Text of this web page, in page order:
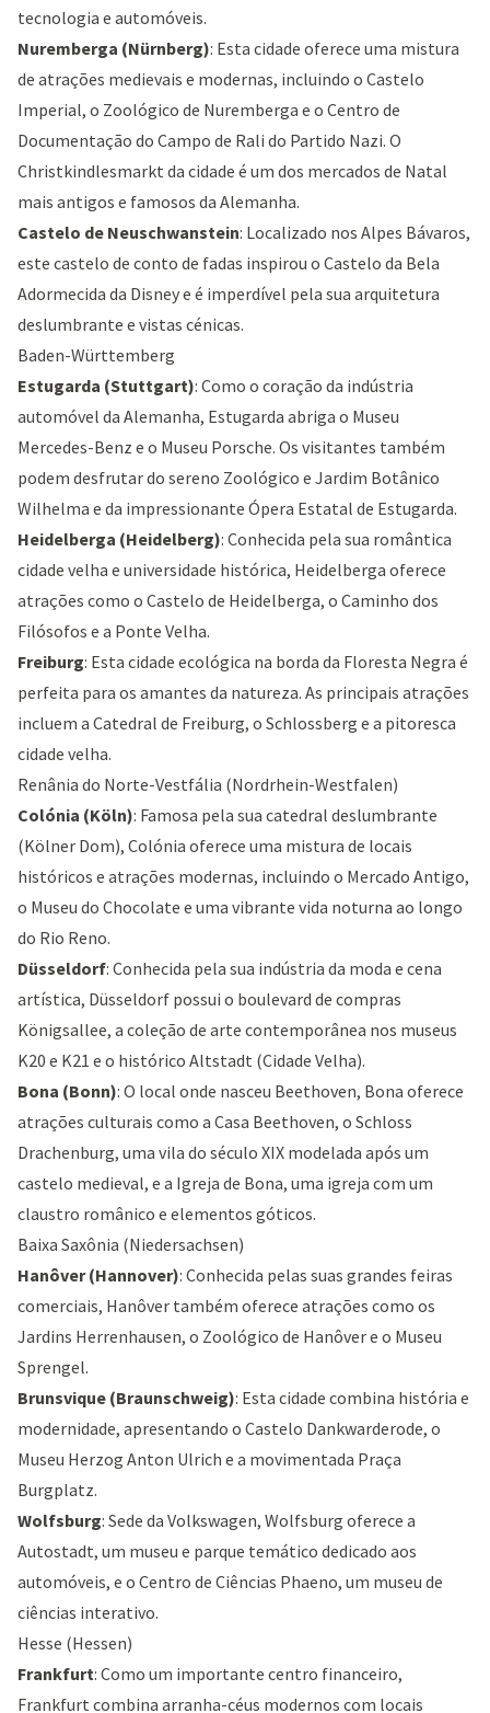
tecnologia e automóveis.
Nuremberga (Nürnberg): Esta cidade oferece uma mistura
de atrações medievais e modernas, incluindo o Castelo
Imperial, o Zoológico de Nuremberga e o Centro de
Documentação do Campo de Rali do Partido Nazi. O
Christkindlesmarkt da cidade é um dos mercados de Natal
mais antigos e famosos da Alemanha.
Castelo de Neuschwanstein: Localizado nos Alpes Bávaros,
este castelo de conto de fadas inspirou o Castelo da Bela
Adormecida da Disney e é imperdível pela sua arquitetura
deslumbrante e vistas cénicas.
Baden-Württemberg
Estugarda (Stuttgart): Como o coração da indústria
automóvel da Alemanha, Estugarda abriga o Museu
Mercedes-Benz e o Museu Porsche. Os visitantes também
podem desfrutar do sereno Zoológico e Jardim Botânico
Wilhelma e da impressionante Ópera Estatal de Estugarda.
Heidelberga (Heidelberg): Conhecida pela sua romântica
cidade velha e universidade histórica, Heidelberga oferece
atrações como o Castelo de Heidelberga, o Caminho dos
Filósofos e a Ponte Velha.
Freiburg: Esta cidade ecológica na borda da Floresta Negra é
perfeita para os amantes da natureza. As principais atrações
incluem a Catedral de Freiburg, o Schlossberg e a pitoresca
cidade velha.
Renânia do Norte-Vestfália (Nordrhein-Westfalen)
Colónia (Köln): Famosa pela sua catedral deslumbrante
(Kölner Dom), Colónia oferece uma mistura de locais
históricos e atrações modernas, incluindo o Mercado Antigo,
o Museu do Chocolate e uma vibrante vida noturna ao longo
do Rio Reno.
Düsseldorf: Conhecida pela sua indústria da moda e cena
artística, Düsseldorf possui o boulevard de compras
Königsallee, a coleção de arte contemporânea nos museus
K20 e K21 e o histórico Altstadt (Cidade Velha).
Bona (Bonn): O local onde nasceu Beethoven, Bona oferece
atrações culturais como a Casa Beethoven, o Schloss
Drachenburg, uma vila do século XIX modelada após um
castelo medieval, e a Igreja de Bona, uma igreja com um
claustro românico e elementos góticos.
Baixa Saxônia (Niedersachsen)
Hanôver (Hannover): Conhecida pelas suas grandes feiras
comerciais, Hanôver também oferece atrações como os
Jardins Herrenhausen, o Zoológico de Hanôvere o Museu
Sprengel.
Brunsvique (Braunschweig): Esta cidade combina história e
modernidade, apresentando o Castelo Dankwarderode, o
Museu Herzog Anton Ulrich e a movimentada Praça
Burgplatz.
Wolfsburg: Sede da Volkswagen, Wolfsburg oferece a
Autostadt, um museu e parque temático dedicado aos
automóveis, e o Centro de Ciências Phaeno, um museu de
ciências interativo.
Hesse (Hessen)
Frankfurt: Como um importante centro financeiro,
Frankfurt combina arranha-céus modernos com locais